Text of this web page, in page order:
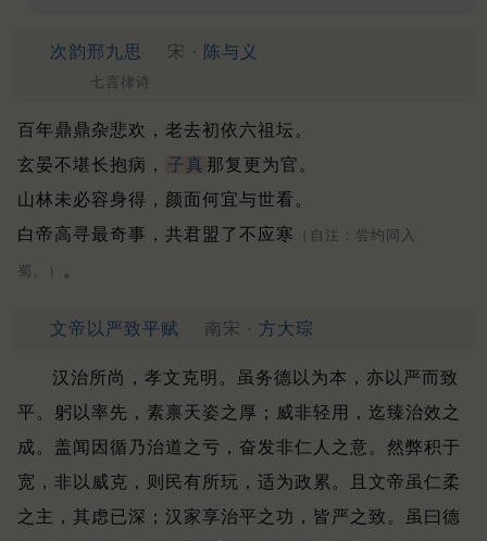
次韵邢九思 宋 · 陈与义
七言律诗
百年鼎鼎杂悲欢，老去初依六祖坛。
玄晏不堪长抱病， 子真 那复更为官。
山林未必容身得，颜面何宜与世看。
白帝高寻最奇事，共君盟了不应寒
（自注：尝约同入
蜀。） 。
文帝以严致平赋 南宋 · 方大琮
汉治所尚，孝文克明。
虽务德以为本，亦以严而致
平。 躬以率先，素禀天姿之厚； 威非轻用，迄臻治效之
成。 盖闻因循乃治道之亏，奋发非仁人之意。 然弊积于
宽，非以威克，则民有所玩，适为政累。
且文帝虽仁柔
之主，其虑已深； 汉家享治平之功，皆严之致。
虽曰德